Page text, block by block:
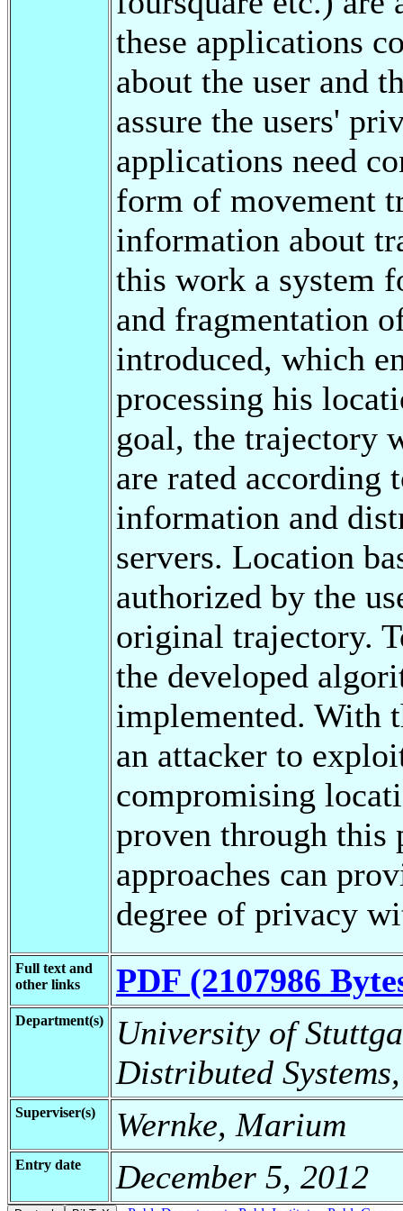
these applications
about the user and
assure the users'
applications need
form of movement
information about
this work a system
and fragmentation
introduced, which
processing his
goal, the trajectory
are rated
information and
servers. Location
authorized by the
original trajectory.
the developed
implemented. With
an attacker to
compromising
proven through this
approaches can
degree of privacy
Full text and
other links
PDF (2107986
Department(s)
University of
Distributed
Superviser(s) Wernke, Marium
Entry date December 5, 2012